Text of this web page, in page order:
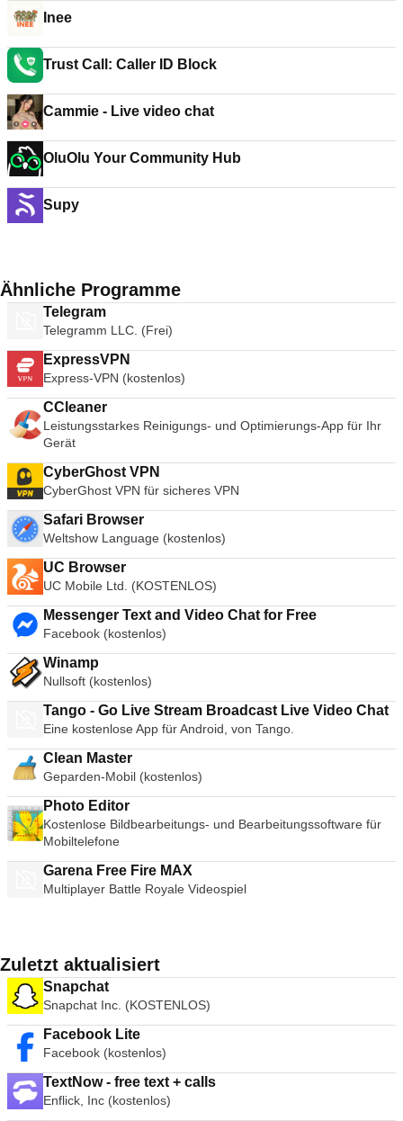
Inee
Trust Call: Caller ID Block
Cammie - Live video chat
OluOlu Your Community Hub
Supy
Ähnliche Programme
Telegram
Telegramm LLC. (Frei)
ExpressVPN
Express-VPN (kostenlos)
CCleaner
Leistungsstarkes Reinigungs- und Optimierungs-App für Ihr
Gerät
CyberGhost VPN
CyberGhost VPN für sicheres VPN
Safari Browser
Weltshow Language (kostenlos)
UC Browser
UC Mobile Ltd. (KOSTENLOS)
Messenger Text and Video Chat for Free
Facebook (kostenlos)
Winamp
Nullsoft (kostenlos)
Tango - Go Live Stream Broadcast Live Video Chat
Eine kostenlose App für Android, von Tango.
Clean Master
Geparden-Mobil (kostenlos)
Photo Editor
Kostenlose Bildbearbeitungs- und Bearbeitungssoftware für
Mobiltelefone
Garena Free Fire MAX
Multiplayer Battle Royale Videospiel
Zuletzt aktualisiert
Snapchat
Snapchat Inc. (KOSTENLOS)
Facebook Lite
Facebook (kostenlos)
TextNow - free text + calls
Enflick, Inc (kostenlos)